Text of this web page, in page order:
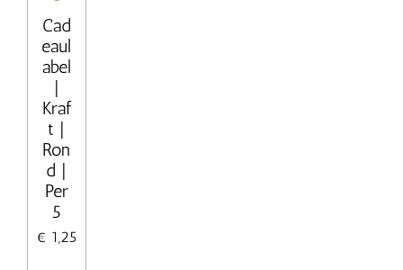
Cad
eaul
abel
Kraf
t |
Ron
d |
Per
5
€ 1,25